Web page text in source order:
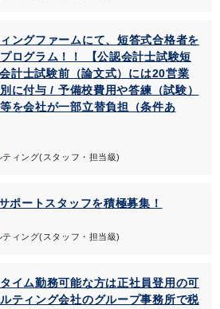
ングファームにて、短答式合格者を
ログラム！！ 【公認会計士試験短
計士試験前（論文式）には20営業
に付与 / 予備校費用や答練（試験）
を会社が一部立替負担（条件あ
ィング(スタッフ・担当級)
ポートスタッフを積極募集！
ィング(スタッフ・担当級)
イム勤務可能な方は正社員登用の可
ティング会社のグループ事務所で税